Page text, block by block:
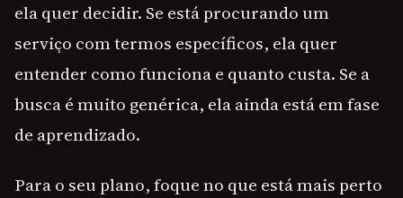
ela quer decidir. Se está procurando um
serviço com termos específicos, ela quer
entender como funciona e quanto custa. Se a
busca é muito genérica, ela ainda está em fase
de aprendizado.
Para o seu plano, foque no que está mais perto